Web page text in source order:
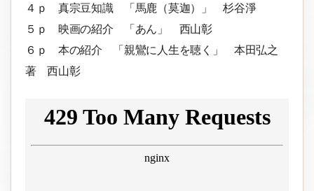
４ｐ 真宗豆知識 「馬鹿（莫迦）」 杉谷淨
５ｐ 映画の紹介 「あん」 西山彰
６ｐ 本の紹介 「親鸞に人生を聴く」 本田弘之
著 西山彰